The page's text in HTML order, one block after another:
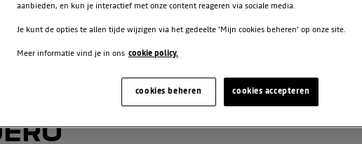
aanbieden, en kun je interactief met onze content reageren via sociale media.
Je kunt de opties te allen tijde wijzigen via het gedeelte 'Mijn cookies beheren' op onze site.
Meer informatie vind je in ons cookie policy.
cookies accepteren
cookies beheren